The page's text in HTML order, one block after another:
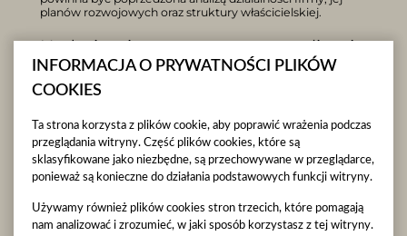
planów rozwojowych oraz struktury właścicielskiej.
Nadmiernie agresywna optymalizacja
W niektórych przypadkach przedsiębiorcy decydują się na
tzw. agresywne strategie podatkowe. Polegają one na
podatkowego lub na wykorzystywaniu luk w przepisach.
Przykładem może być tworzenie sztucznych struktur
spółek tylko po to, aby przenosić dochody do podmiotów
opodatkowanych w korzystniejszy sposób. W teorii takie
w praktyce często są kwestionowane przez organy
podatkowe.
INFORMACJA O PRYWATNOŚCI PLIKÓW
COOKIES
Ta strona korzysta z plików cookie, aby poprawić wrażenia podczas
przeglądania witryny. Część plików cookies, które są
sklasyfikowane jako niezbędne, są przechowywane w przeglądarce,
ponieważ są konieczne do działania podstawowych funkcji witryny.
Używamy również plików cookies stron trzecich, które pomagają
nam analizować i zrozumieć, w jaki sposób korzystasz z tej witryny.